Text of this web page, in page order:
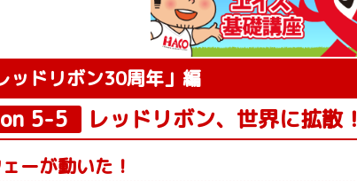
ッドリボン30周年」編
5-5 レッドリボン、世界に拡散！
ーが動いた！